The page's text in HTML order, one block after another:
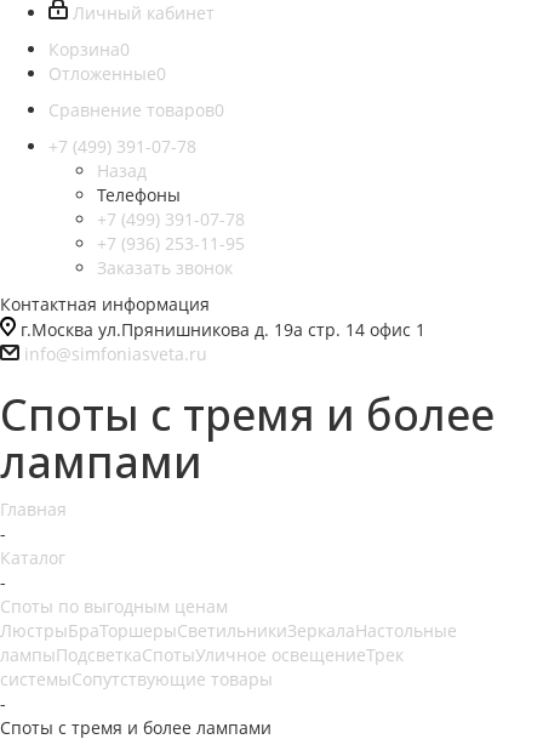
Личный кабинет
Корзина0
Отложенные0
Сравнение товаров0
+7 (499) 391-07-78
Назад
Телефоны
+7 (499) 391-07-78
+7 (936) 253-11-95
Заказать звонок
Контактная информация
г.Москва ул.Прянишникова д. 19а стр. 14 офис 1
info@simfoniasveta.ru
Споты с тремя и более
лампами
Главная
-
Каталог
-
Споты по выгодным ценам
ЛюстрыБраТоршерыСветильникиЗеркалаНастольные
лампыПодсветкаСпотыУличное освещениеТрек
системыСопутствующие товары
-
Споты с тремя и более лампами